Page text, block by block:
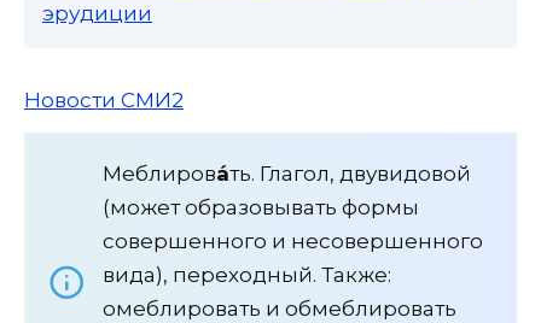
эрудиции
Новости СМИ2
Меблирова́ть. Глагол, двувидовой
(может образовывать формы
совершенного и несовершенного
вида), переходный. Также:
омеблировать и обмеблировать